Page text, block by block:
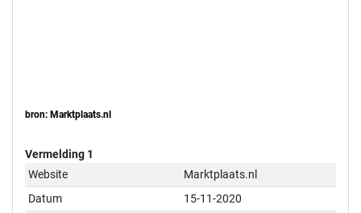
bron: Marktplaats.nl
Vermelding 1
Website
Marktplaats.nl
Datum
15-11-2020